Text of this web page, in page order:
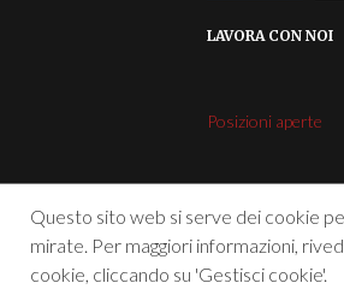
Questo sito web si serve dei cookie
mirate. Per maggiori informazioni,
cookie, cliccando su 'Gestisci cookie'.
LAVORA CON NOI
Posizioni aperte